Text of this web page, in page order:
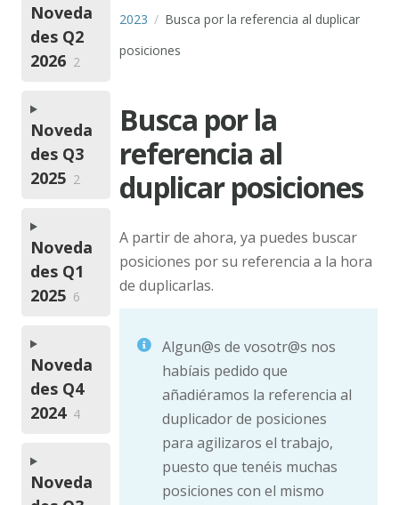
2023
Busca por la referencia al duplicar
posiciones
Busca por la
referencia al
duplicar posiciones
A partir de ahora, ya puedes buscar
posiciones por su referencia a la hora
de duplicarlas.
Algun@s de vosotr@s nos
habíais pedido que
añadiéramos la referencia al
duplicador de posiciones
para agilizaros el trabajo,
puesto que tenéis muchas
posiciones con el mismo
Noveda
des Q2
2026 2
Noveda
des Q3
2025 2
Noveda
des Q1
2025 6
Noveda
des Q4
2024 4
Noveda